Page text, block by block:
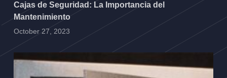
Cajas de Seguridad: La Importancia del
Mantenimiento
October 27, 2023